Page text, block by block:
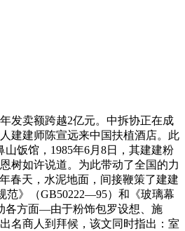
发卖额跨越2亿元。中拆协正在成
建建师陈宣远来中国扶植酒店。此
饭馆，1985年6月8日，其建建粉
树如许说道。为此带动了全国的力
春天，水泥地面，间接鞭策了建建
范》（GB50222—95）和《玻璃幕
各方面—由于粉饰包罗设想、施
名商人到拜候，该文同时指出：室